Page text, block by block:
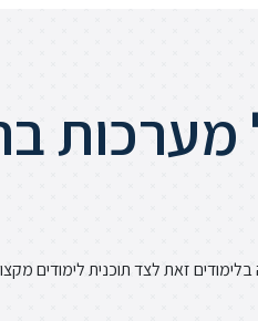
מערכות
זאת לצד תוכנית לימודים